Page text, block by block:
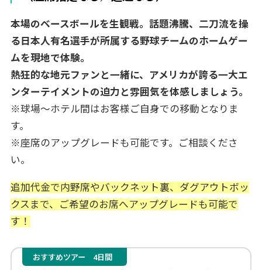
本場のベースボールを生観戦。話題沸騰、二刀流を操
る日本人有名選手が所属する野球チームのホームゲー
ムを現地で体験。
熱狂的な地元ファンと一緒に、アメリカが誇る一大エ
ンターテイメントの迫力と雰囲気を体感しましょう。
※球場～ホテル間はお客様ご自身での移動となりま
す。
※座席のアップグレードも可能です。ご相談くださ
い。
追加代金で内野席やバックネット裏、ダグアウトボッ
クスまで、ご希望のお席へアップグレードも可能で
す！
おすすめツアー 4日間